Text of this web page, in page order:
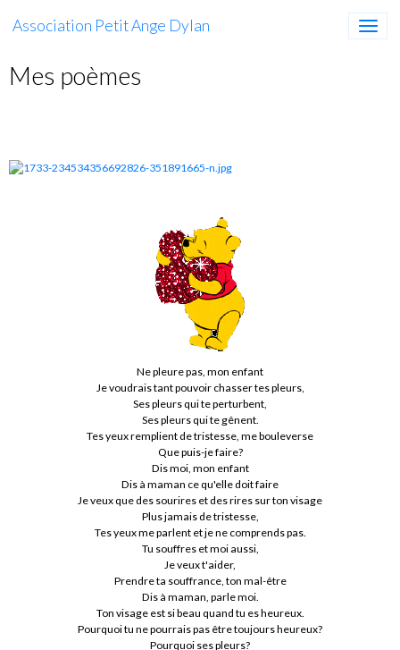
Association Petit Ange Dylan
Mes poèmes
Ne pleure pas, mon enfant
Je voudrais tant pouvoir chasser tes pleurs,
Ses pleurs qui te perturbent,
Ses pleurs qui te gênent.
Tes yeux remplient de tristesse, me bouleverse
Que puis-je faire?
Dis moi, mon enfant
Dis à maman ce qu'elle doit faire
Je veux que des sourires et des rires sur ton visage
Plus jamais de tristesse,
Tes yeux me parlent et je ne comprends pas.
Tu souffres et moi aussi,
Je veux t'aider,
Prendre ta souffrance, ton mal-être
Dis à maman, parle moi.
Ton visage est si beau quand tu es heureux.
Pourquoi tu ne pourrais pas être toujours heureux?
Pourquoi ses pleurs?